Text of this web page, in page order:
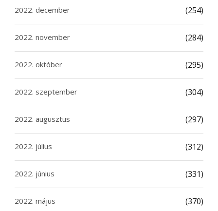
2022. december (254)
2022. november (284)
2022. október (295)
2022. szeptember (304)
2022. augusztus (297)
2022. július (312)
2022. június (331)
2022. május (370)